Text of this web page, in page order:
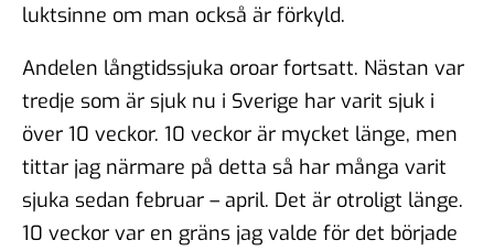
luktsinne om man också är förkyld.
Andelen långtidssjuka oroar fortsatt. Nästan var
tredje som är sjuk nu i Sverige har varit sjuk i
över 10 veckor. 10 veckor är mycket länge, men
tittar jag närmare på detta så har många varit
sjuka sedan februar – april. Det är otroligt länge.
10 veckor var en gräns jag valde för det började